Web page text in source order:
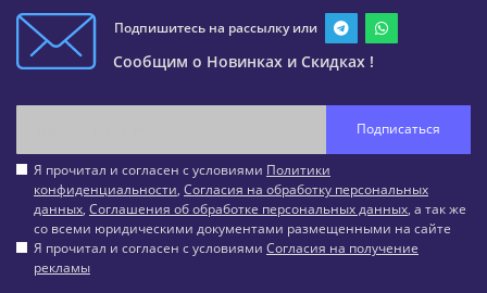
Подпишитесь на рассылку или
Сообщим о Новинках и Скидках !
Подписаться
Я прочитал и согласен с условиями Политики
конфиденциальности, Согласия на обработку персональных
данных, Соглашения об обработке персональных данных, а так же
со всеми юридическими документами размещенными на сайте
Я прочитал и согласен с условиями Согласия на получение
рекламы